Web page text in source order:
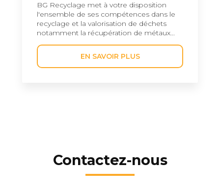
BG Recyclage met à votre disposition
l'ensemble de ses compétences dans le
recyclage et la valorisation de déchets
notamment la récupération de métaux...
EN SAVOIR PLUS
Contactez-nous